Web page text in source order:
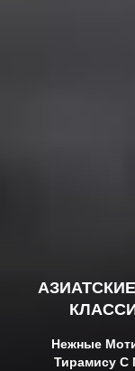
Нежные
Тирамису С